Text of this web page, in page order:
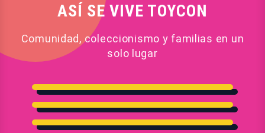
ASÍ SE VIVE TOYCON
Comunidad, coleccionismo y familias en un
solo lugar